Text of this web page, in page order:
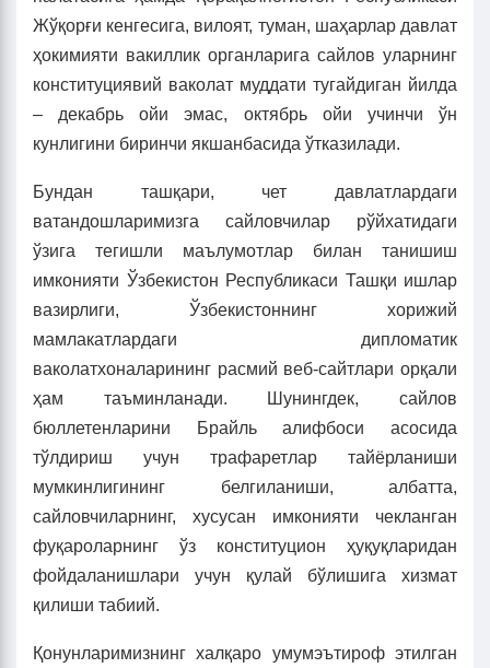
Жўқорғи кенгесига, вилоят, туман, шаҳарлар давлат
ҳокимияти вакиллик органларига сайлов уларнинг
конституциявий ваколат муддати тугайдиган йилда
– декабрь ойи эмас, октябрь ойи учинчи ўн
кунлигини биринчи якшанбасида ўтказилади.
Бундан ташқари, чет давлатлардаги
ватандошларимизга сайловчилар рўйхатидаги
ўзига тегишли маълумотлар билан танишиш
имконияти Ўзбекистон Республикаси Ташқи ишлар
вазирлиги, Ўзбекистоннинг хорижий
мамлакатлардаги дипломатик
ваколатхоналарининг расмий веб-сайтлари орқали
ҳам таъминланади. Шунингдек, сайлов
бюллетенларини Брайль алифбоси асосида
тўлдириш учун трафаретлар тайёрланиши
мумкинлигининг белгиланиши, албатта,
сайловчиларнинг, хусусан имконияти чекланган
фуқароларнинг ўз конституцион ҳуқуқларидан
фойдаланишлари учун қулай бўлишига хизмат
қилиши табиий.
Қонунларимизнинг халқаро умумэътироф этилган